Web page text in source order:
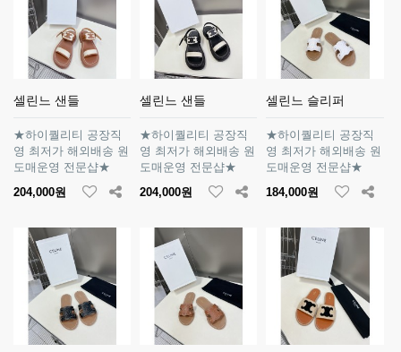
셀린느 샌들
★하이퀄리티 공장직
영 최저가 해외배송 원
도매운영 전문샵★
204,000원
셀린느 샌들
★하이퀄리티 공장직
영 최저가 해외배송 원
도매운영 전문샵★
204,000원
셀린느 슬리퍼
★하이퀄리티 공장직
영 최저가 해외배송 원
도매운영 전문샵★
184,000원